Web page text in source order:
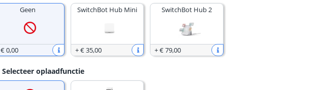
Geen
€ 0,00
SwitchBot Hub Mini
+€ 35,00
SwitchBot Hub 2
+€ 79,00
Selecteer oplaadfunctie